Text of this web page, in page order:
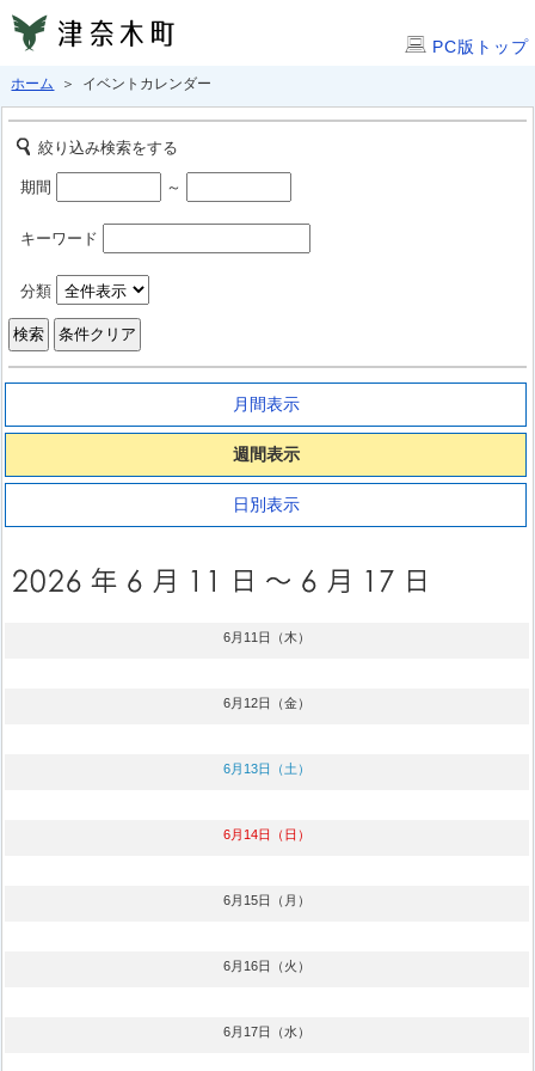
PC版トップ
ホーム ＞ イベントカレンダー
絞り込み検索をする
期間 ～
キーワード
分類
月間表示
週間表示
日別表示
6月11日（木）
6月12日（金）
6月13日（土）
6月14日（日）
6月15日（月）
6月16日（火）
6月17日（水）